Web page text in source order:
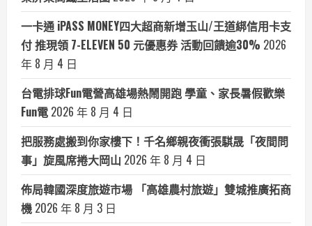
一卡通 iPASS MONEY四大超商新增玉山/王道綁信用卡支
付 推現領 7-ELEVEN 50 元優惠券 活動回饋逾30% 2026
年 8 月 4 日
台電排球Fun電營高雄場熱鬧開跑 學童、家長暑假歡樂
Fun電 2026 年 8 月 4 日
把服務處搬到你家樓下！千名鄉親夜衝張騏晟「夜間問
事」旋風席捲大岡山 2026 年 8 月 4 日
佈局韓國深度旅遊市場 「高雄農村旅遊」雙城推廣拓商
機 2026 年 8 月 3 日